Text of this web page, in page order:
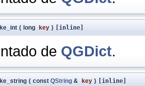
( long key ) [inline]
de QGDict.
( const QString & key ) [inline]